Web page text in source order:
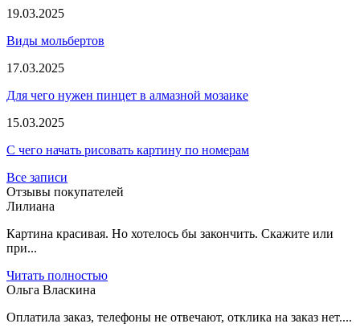
19.03.2025
Виды мольбертов
17.03.2025
Для чего нужен пинцет в алмазной мозаике
15.03.2025
С чего начать рисовать картину по номерам
Все записи
Отзывы покупателей
Лилиана
Картина красивая. Но хотелось бы закончить. Скажите или
при...
Читать полностью
Ольга Власкина
Оплатила заказ, телефоны не отвечают, отклика на заказ нет....